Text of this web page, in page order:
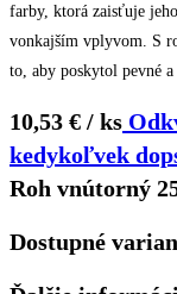
farby, ktorá zaisťuje
vonkajším vplyvom. S
to, aby poskytol pevné a
10,53 € / ks
kedykoľvek
Roh vnútorný
Dostupné